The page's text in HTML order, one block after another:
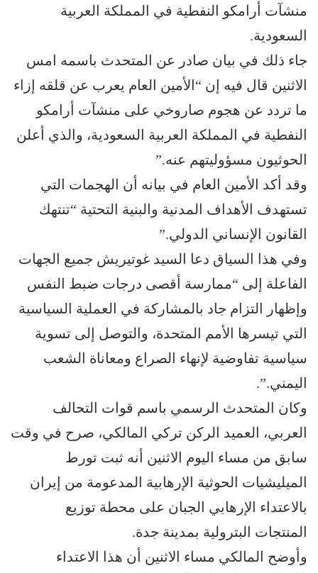
منشآت أرامكو النفطية في المملكة العربية
السعودية.
جاء ذلك في بيان صادر عن المتحدث باسمه امس
الاثنين قال فيه إن “الأمين العام يعرب عن قلقه إزاء
ما تردد عن هجوم صاروخي على منشآت أرامكو
النفطية في المملكة العربية السعودية، والذي أعلن
الحوثيون مسؤوليتهم عنه.”
وقد أكد الأمين العام في بيانه أن الهجمات التي
تستهدف الأهداف المدنية والبنية التحتية “تنتهك
القانون الإنساني الدولي.”
وفي هذا السياق دعا السيد غوتيريش جميع الجهات
الفاعلة إلى “ممارسة أقصى درجات ضبط النفس
وإظهار التزام جاد بالمشاركة في العملية السياسية
التي تيسرها الأمم المتحدة، والتوصل إلى تسوية
سياسية تفاوضية لإنهاء الصراع ومعاناة الشعب
اليمني.”.
وكان المتحدث الرسمي باسم قوات التحالف
العربي، العميد الركن تركي المالكي، صرح في وقت
سابق من مساء اليوم الاثنين أنه ثبت تورط
الميليشيات الحوثية الإرهابية المدعومة من إيران
بالاعتداء الإرهابي الجبان على محطة توزيع
المنتجات البترولية بمدينة جدة.
وأوضح المالكي مساء الاثنين أن هذا الاعتداء